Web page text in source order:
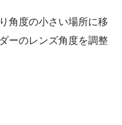
角度の小さい場所に移
ーのレンズ角度を調整